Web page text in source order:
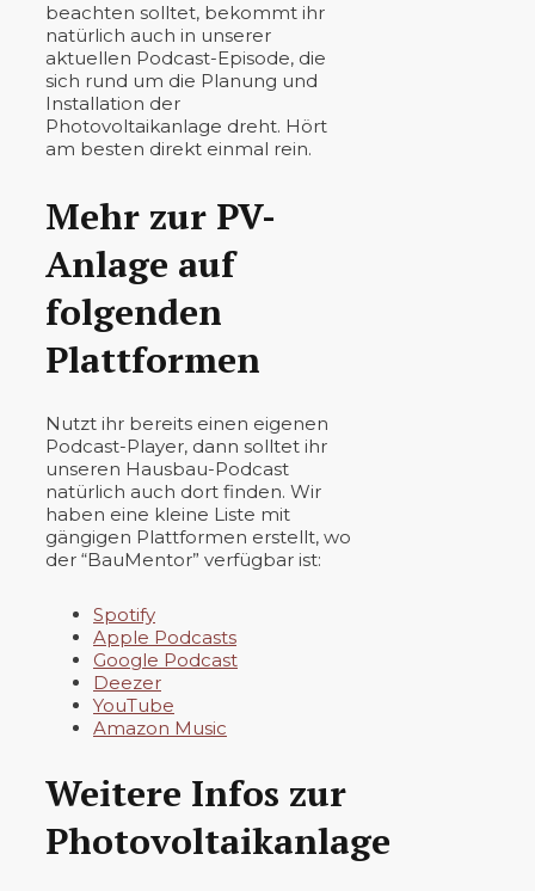
beachten solltet, bekommt ihr
natürlich auch in unserer
aktuellen Podcast-Episode, die
sich rund um die Planung und
Installation der
Photovoltaikanlage dreht. Hört
am besten direkt einmal rein.
Mehr zur PV-
Anlage auf
folgenden
Plattformen
Nutzt ihr bereits einen eigenen
Podcast-Player, dann solltet ihr
unseren Hausbau-Podcast
natürlich auch dort finden. Wir
haben eine kleine Liste mit
gängigen Plattformen erstellt, wo
der “BauMentor” verfügbar ist:
Spotify
Apple Podcasts
Google Podcast
Deezer
YouTube
Amazon Music
Weitere Infos zur
Photovoltaikanlage